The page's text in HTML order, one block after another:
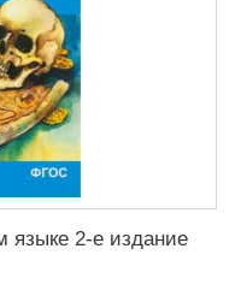
языке 2-е издание